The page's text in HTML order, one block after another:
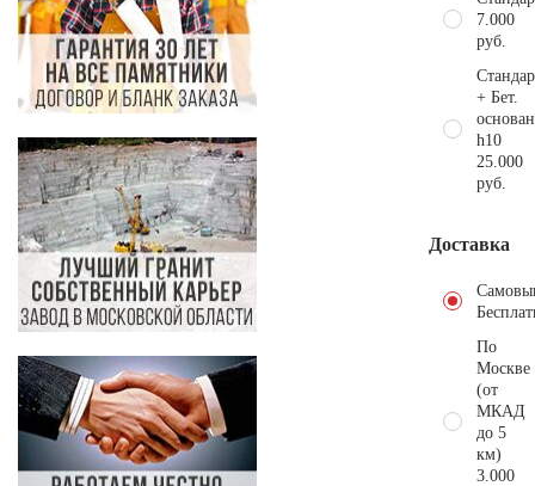
7.000
руб.
+ Бет.
h10
25.000
руб.
Доставка
По
Москве
(от
МКАД
до 5
км)
3.000